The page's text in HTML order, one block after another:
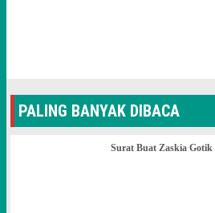
PALING BANYAK DIBACA
Surat Buat Zaskia